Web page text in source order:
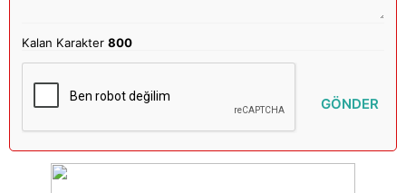
Kalan Karakter800
GÖNDER